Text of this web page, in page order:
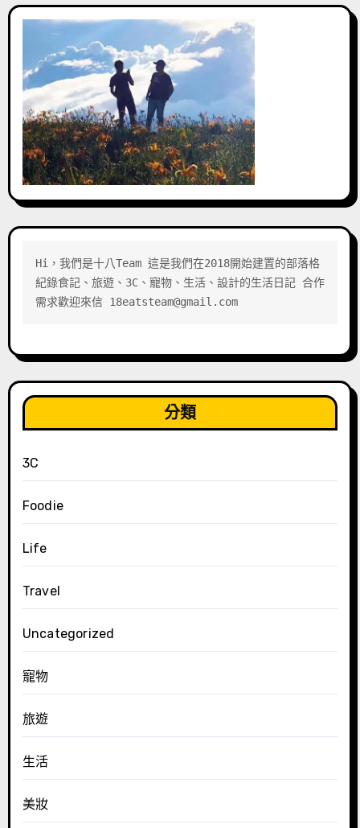
Hi，我們是十八Team 這是我們在2018開始建置的部落格
紀錄食記、旅遊、3C、寵物、生活、設計的生活日記 合作
需求歡迎來信 18eatsteam@gmail.com
分類
3C
Foodie
Life
Travel
Uncategorized
寵物
旅遊
生活
美妝